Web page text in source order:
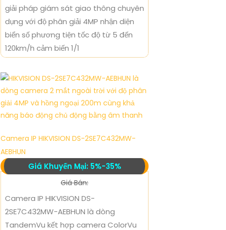
giải pháp giám sát giao thông chuyên
dụng với độ phân giải 4MP nhận diện
biển số phương tiện tốc độ từ 5 đến
120km/h cảm biến 1/1
Camera IP HIKVISION DS-2SE7C432MW-
AEBHUN
Giá Khuyến Mại: 5%-35%
Giá Bán:
Camera IP HIKVISION DS-
2SE7C432MW-AEBHUN là dòng
TandemVu kết hợp camera ColorVu